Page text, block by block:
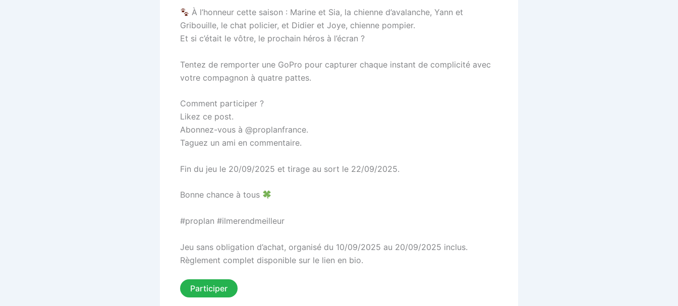
À l’honneur cette saison : Marine et Sia, la chienne d’avalanche, Yann et
Gribouille, le chat policier, et Didier et Joye, chienne pompier.
Et si c’était le vôtre, le prochain héros à l’écran ?
Tentez de remporter une GoPro pour capturer chaque instant de complicité avec
votre compagnon à quatre pattes.
Comment participer ?
Likez ce post.
Abonnez-vous à @‌proplanfrance.
Taguez un ami en commentaire.
Fin du jeu le 20/09/2025 et tirage au sort le 22/09/2025.
Bonne chance à tous
#proplan #ilmerendmeilleur
Jeu sans obligation d’achat, organisé du 10/09/2025 au 20/09/2025 inclus.
Règlement complet disponible sur le lien en bio.
Participer